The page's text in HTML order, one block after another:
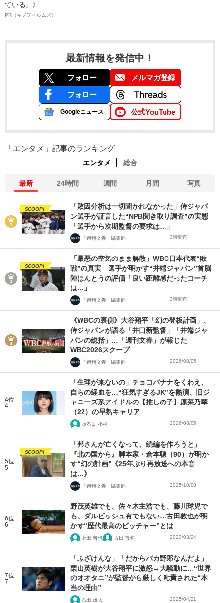
ている』》
PR（キノフィルムズ）
最新情報を発信中！
フォロー メルマガ登録
フォロー
Googleニュース 公式YouTube
「エンタメ」記事のランキング
エンタメ 総合
最新 24時間 週間 月間 写真
SCOOP!
「敗因分析は一切聞かれなかった」侍ジャパ
ン選手が証言した“NPB聞き取り調査”の実態
「選手から次期監督の要求は…」
「週刊文春」編集部 3時間前
SCOOP!
「最悪の空気のまま解散」WBC日本代表“敗
戦”の真実 選手が明かす“井端ジャパン”首脳
陣ほんとうの評価「良い距離感だったコーチ
は…」
「週刊文春」編集部 3時間前
《WBCの裏側》大谷翔平「幻の登板計画」、
侍ジャパンが語る「井口新監督」「井端ジャ
パンの総括」…「週刊文春」が報じた
WBC2026スクープ
「週刊文春」編集部 2026/08/05
4位
4
「生理が来ないの」チョコバナナをくわえ、
自らの経血を…“狂気すぎるJK”を熱演、旧ジ
ャニーズ系アイドルの【推しの子】原菜乃華
（22）の早熟キャリア
ゆるま 小林 2026/08/05
5位
5
SCOOP!
「邦さんが亡くなって、続編を作ろうと」
『北の国から』脚本家・倉本聰（90）が明か
す“幻の計画”《25年ぶり再放送への本音
は…》
「週刊文春」編集部 2025/10/08
6位
6
野茂英雄でも、佐々木主浩でも、藤川球児で
も、ダルビッシュ有でもない…古田敦也が明
かす“歴代最高のピッチャー”とは
上田 晋也 古田 敦也 2023/03/24
7位
7
「ふざけんな」「だからバカ野郎なんだよ」
栗山英樹が大谷翔平に激怒→大騒動に…“世界
のオオタニ”が監督から厳しく𠮟責された“本
当の理由”
石田 雄太 2025/04/21